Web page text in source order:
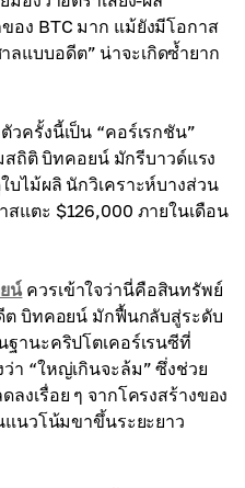
อง BTC มาก แม้ยังมีโอกาส
แบบอดีต” น่าจะเกิดซ้ำยาก
วครั้งนี้เป็น “คอร์เรกชัน”
ถิติ บิทคอยน์ มักรีบาวด์แรง
บไม้ผลิ นักวิเคราะห์บางส่วน
แตะ $126,000 ภายในเดือน
น์ควรเข้าใจว่านี่คือสินทรัพย์
ต บิทคอยน์ มักฟื้นกลับสู่ระดับ
ฐานะคริปโตเคอร์เรนซีที่
า “ใหญ่เกินจะล้ม” ซึ่งช่วย
งเรื่อย ๆ จากโครงสร้างของ
นวโน้มขาขึ้นระยะยาว